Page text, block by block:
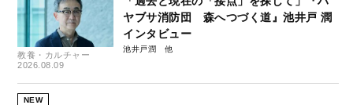
教養・カルチャー
2026.08.09
ヤブサ消防団 森へつづく道』池井戸 潤
インタビュー
池井戸潤
NEW